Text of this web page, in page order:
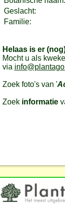
Geslacht:
Familie:
Helaas is er
Mocht u als
via
Zoek foto's van '
Zoek informatie